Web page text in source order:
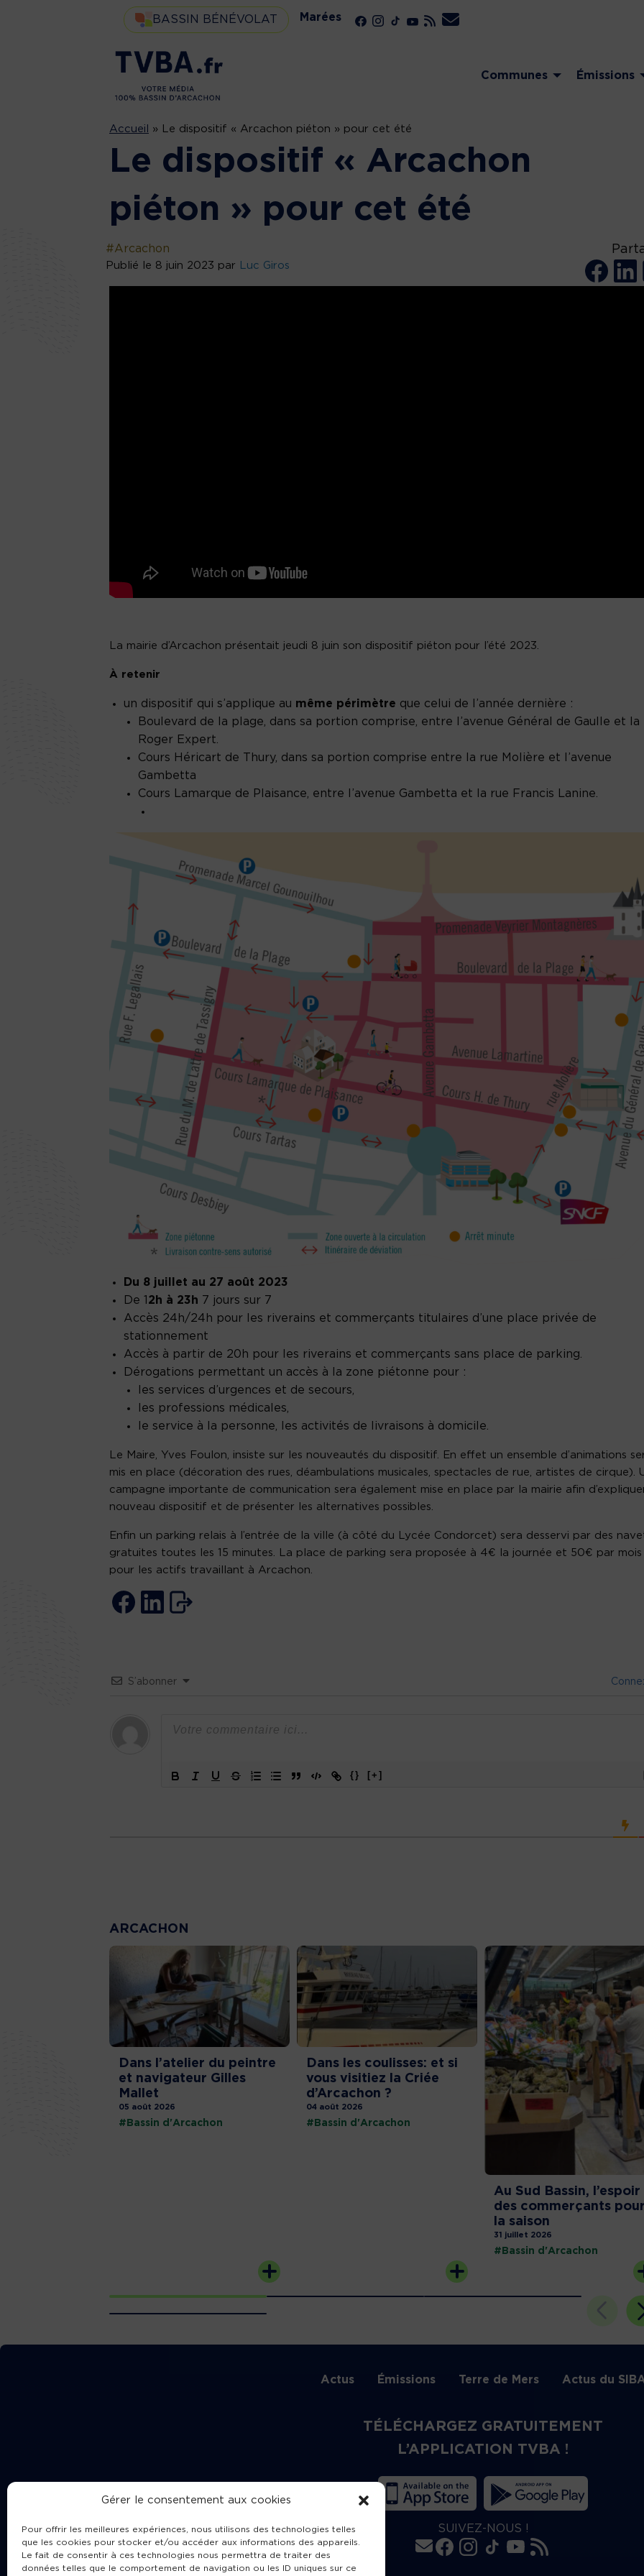
Gérer le consentement aux cookies
Pour offrir les meilleures expériences, nous utilisons des technologies telles
que les cookies pour stocker et/ou accéder aux informations des appareils.
Le fait de consentir à ces technologies nous permettra de traiter des
données telles que le comportement de navigation ou les ID uniques sur ce
BASSIN BÉNÉVOLAT Marées
Communes Émissions
Accueil » Le dispositif « Arcachon piéton » pour cet été
Le dispositif « Arcachon
piéton » pour cet été
#Arcachon
Publié le 8 juin 2023 par Luc Giros
La mairie d’Arcachon présentait jeudi 8 juin son dispositif piéton pour l’été 2023.
À retenir
un dispositif qui s’applique au même périmètre que celui de l’année dernière :
Boulevard de la plage, dans sa portion comprise, entre l’avenue Général de Gaulle et la
Roger Expert.
Cours Héricart de Thury, dans sa portion comprise entre la rue Molière et l’avenue
Gambetta
Cours Lamarque de Plaisance, entre l’avenue Gambetta et la rue Francis Lanine.
Du 8 juillet au 27 août 2023
De 1 2h à 23h 7 jours sur 7
Accès 24h/24h pour les riverains et commerçants titulaires d’une place privée de
stationnement
Accès à partir de 20h pour les riverains et commerçants sans place de parking.
Dérogations permettant un accès à la zone piétonne pour :
les services d’urgences et de secours,
les professions médicales,
le service à la personne, les activités de livraisons à domicile.
Le Maire, Yves Foulon, insiste sur les nouveautés du dispositif. En effet un ensemble d’animations
mis en place (décoration des rues, déambulations musicales, spectacles de rue, artistes de cirque).
campagne importante de communication sera également mise en place par la mairie afin
nouveau dispositif et de présenter les alternatives possibles.
Enfin un parking relais à l’entrée de la ville (à côté du Lycée Condorcet) sera desservi par des
gratuites toutes les 15 minutes. La place de parking sera proposée à 4€ la journée et 50€ par mois
pour les actifs travaillant à Arcachon.
S’abonner
{} [+]
ARCACHON
Dans l’atelier du peintre
et navigateur Gilles
Mallet
05 août 2026
#Bassin d'Arcachon
Dans les coulisses: et si
vous visitiez la Criée
d’Arcachon ?
04 août 2026
#Bassin d'Arcachon
Au Sud Bassin, l’espoir
des commerçants
la saison
31 juillet 2026
#Bassin d'Arcachon
Actus Émissions Terre de Mers Actus du
TÉLÉCHARGEZ GRATUITEMENT
L’APPLICATION TVBA !
SUIVEZ-NOUS !